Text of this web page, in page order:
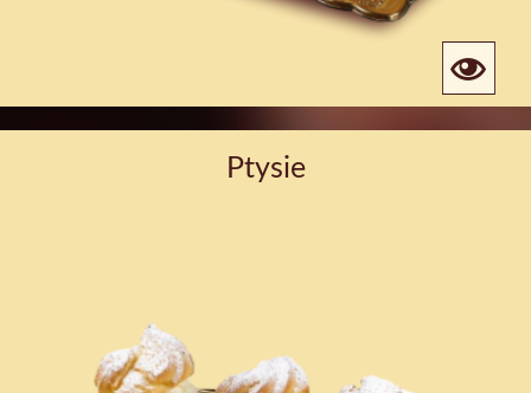
Ptysie